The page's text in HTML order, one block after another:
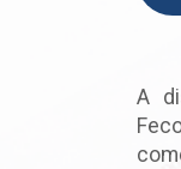
A